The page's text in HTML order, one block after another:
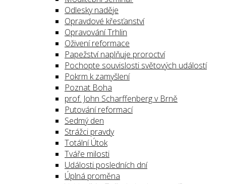
Odlesky naděje
Opravdové křesťanství
Opravování Trhlin
Oživení reformace
Papežství naplňuje proroctví
Pochopte souvislosti světových událostí
Pokrm k zamyšlení
Poznat Boha
prof. John Scharffenberg v Brně
Putování reformací
Sedmý den
Strážci pravdy
Totální Útok
Tváře milosti
Události posledních dní
Úplná proměna